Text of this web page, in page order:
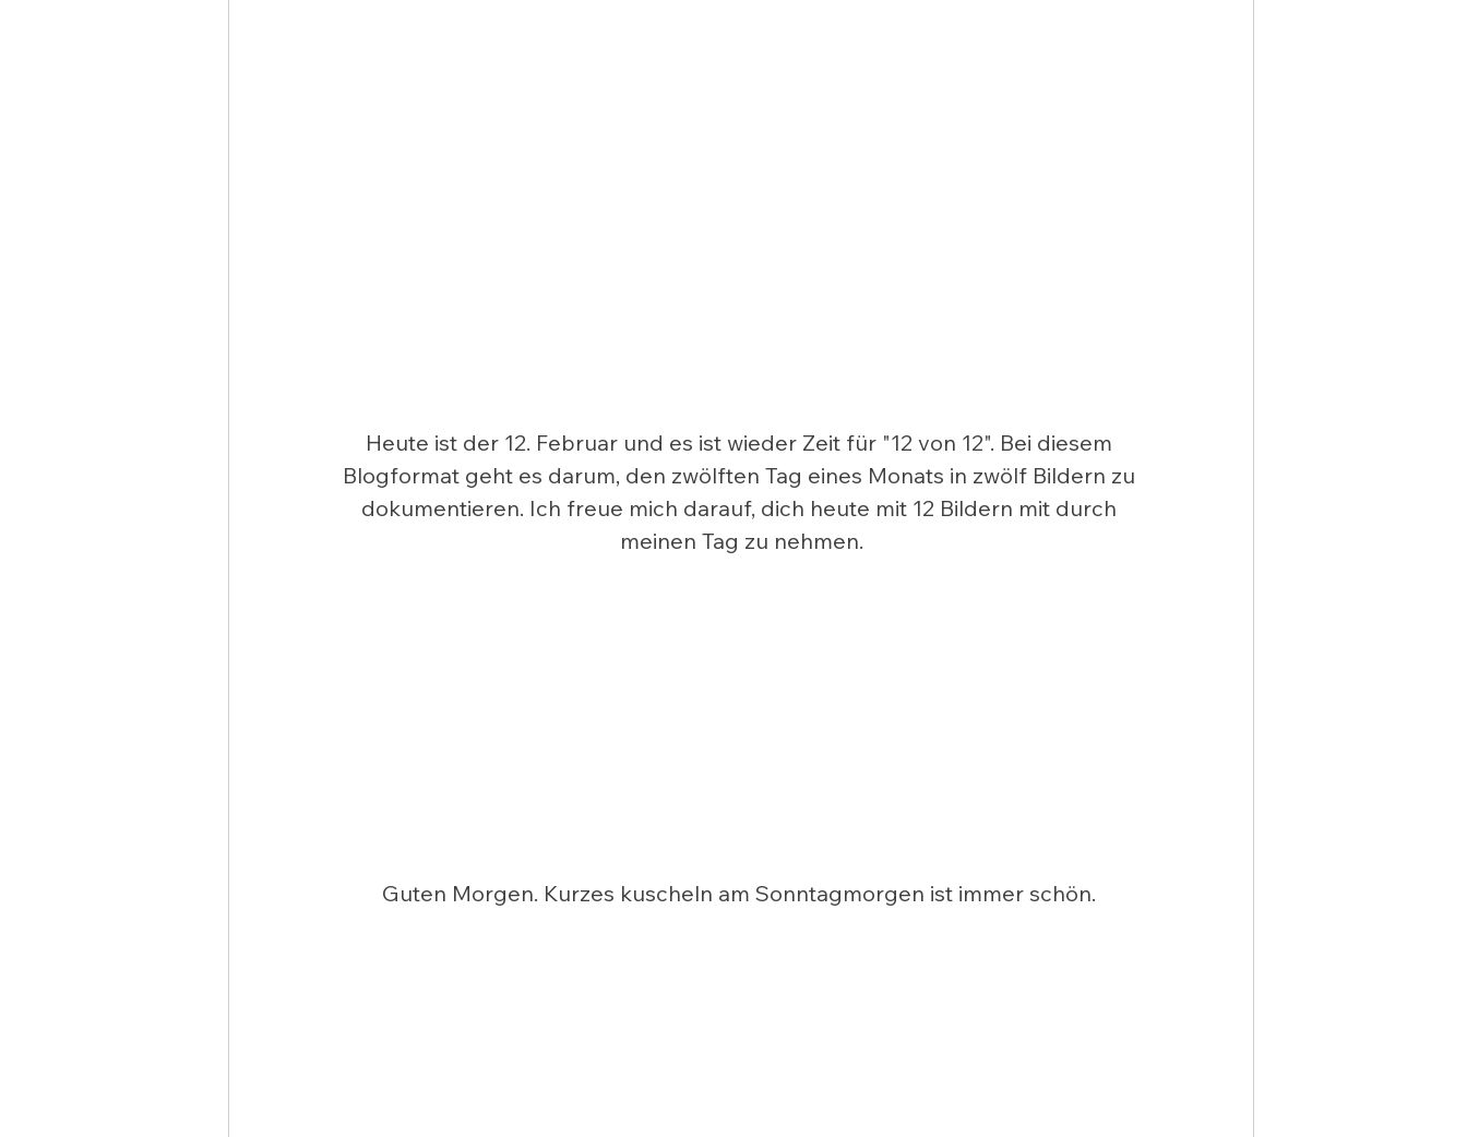
Heute ist der 12. Februar und es ist wieder Zeit für "12 von 12". Bei diesem
Blogformat geht es darum, den zwölften Tag eines Monats in zwölf Bildern zu
dokumentieren. Ich freue mich darauf, dich heute mit 12 Bildern mit durch
meinen Tag zu nehmen.
Guten Morgen. Kurzes kuscheln am Sonntagmorgen ist immer schön.